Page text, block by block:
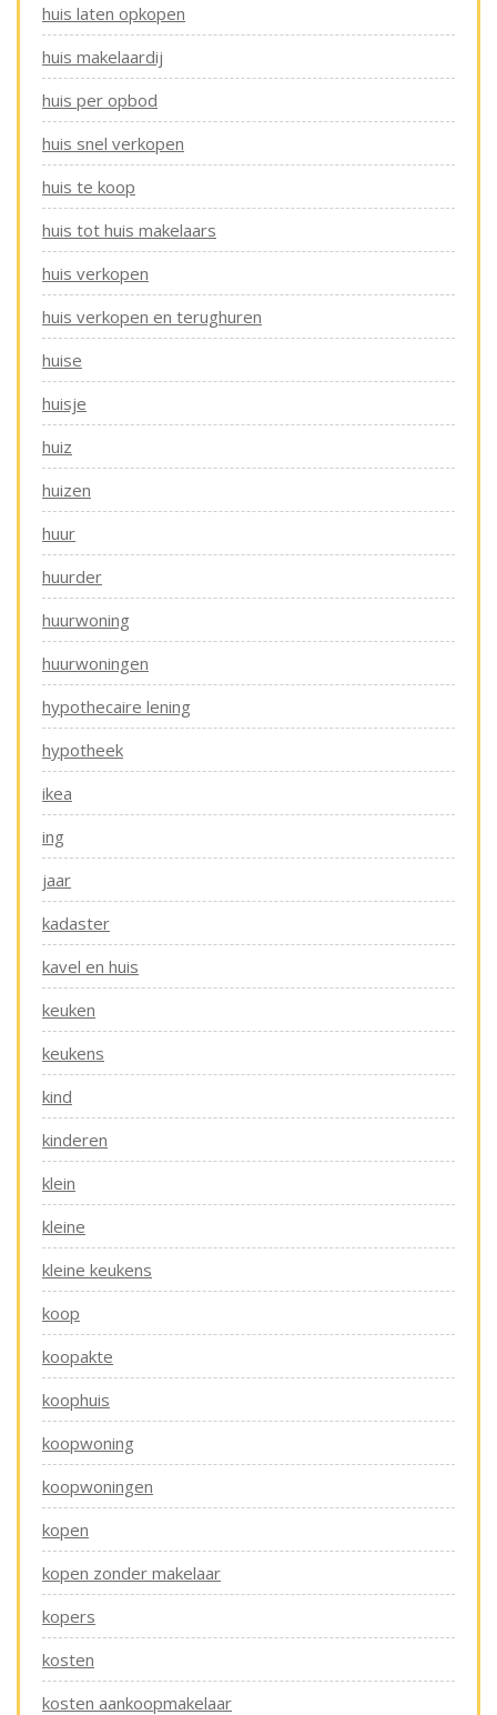
huis laten opkopen
huis makelaardij
huis per opbod
huis snel verkopen
huis te koop
huis tot huis makelaars
huis verkopen
huis verkopen en terughuren
huise
huisje
huiz
huizen
huur
huurder
huurwoning
huurwoningen
hypothecaire lening
hypotheek
ikea
ing
jaar
kadaster
kavel en huis
keuken
keukens
kind
kinderen
klein
kleine
kleine keukens
koop
koopakte
koophuis
koopwoning
koopwoningen
kopen
kopen zonder makelaar
kopers
kosten
kosten aankoopmakelaar